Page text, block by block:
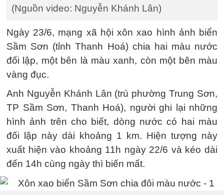
(Nguồn video: Nguyễn Khánh Lân)
Ngày 23/6, mạng xã hội xôn xao hình ảnh biển
Sầm Sơn (tỉnh Thanh Hoá) chia hai màu nước
đối lập, một bên là màu xanh, còn một bên màu
vàng đục.
Anh Nguyễn Khánh Lân (trú phường Trung Sơn,
TP Sầm Sơn, Thanh Hoá), người ghi lại những
hình ảnh trên cho biết, dòng nước có hai màu
đối lập này dài khoảng 1 km. Hiện tượng này
xuất hiện vào khoảng 11h ngày 22/6 và kéo dài
đến 14h cùng ngày thì biến mất.